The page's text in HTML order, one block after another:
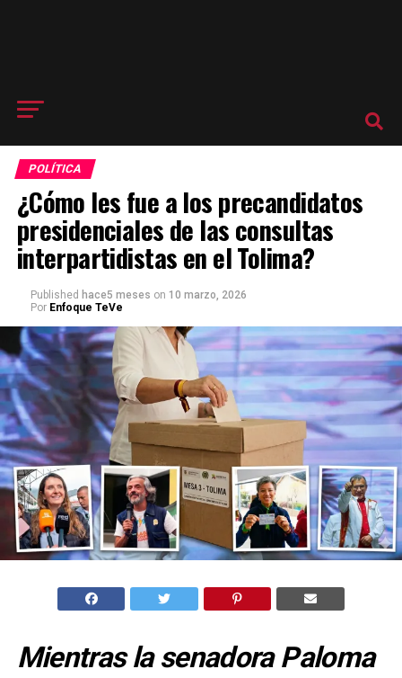
POLÍTICA
¿Cómo les fue a los precandidatos
presidenciales de las consultas
interpartidistas en el Tolima?
Published hace5 meses on 10 marzo, 2026
Por Enfoque TeVe
Mientras la senadora Paloma